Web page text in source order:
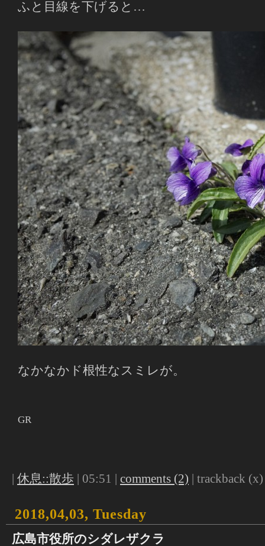
ふと目線を下げると…
なかなかド根性なスミレが。
GR
休息::散歩 | 05:51 | comments (2) | trackback (x)
2018,04,03, Tuesday
広島市役所のシダレザクラ